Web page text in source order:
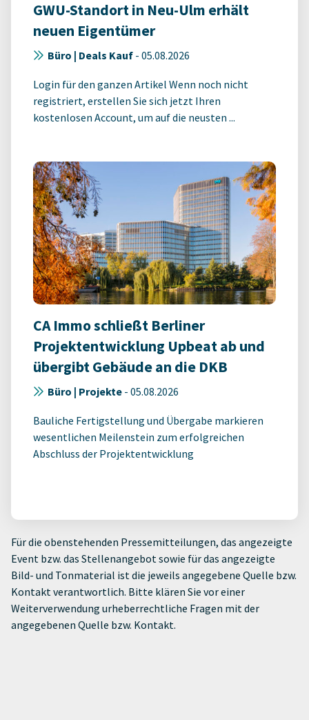
GWU-Standort in Neu-Ulm erhält
neuen Eigentümer
Büro | Deals Kauf - 05.08.2026
Login für den ganzen Artikel Wenn noch nicht
registriert, erstellen Sie sich jetzt Ihren
kostenlosen Account, um auf die neusten ...
CA Immo schließt Berliner
Projektentwicklung Upbeat ab und
übergibt Gebäude an die DKB
Büro | Projekte - 05.08.2026
Bauliche Fertigstellung und Übergabe markieren
wesentlichen Meilenstein zum erfolgreichen
Abschluss der Projektentwicklung
Für die obenstehenden Pressemitteilungen, das angezeigte
Event bzw. das Stellenangebot sowie für das angezeigte
Bild- und Tonmaterial ist die jeweils angegebene Quelle bzw.
Kontakt verantwortlich. Bitte klären Sie vor einer
Weiterverwendung urheberrechtliche Fragen mit der
angegebenen Quelle bzw. Kontakt.